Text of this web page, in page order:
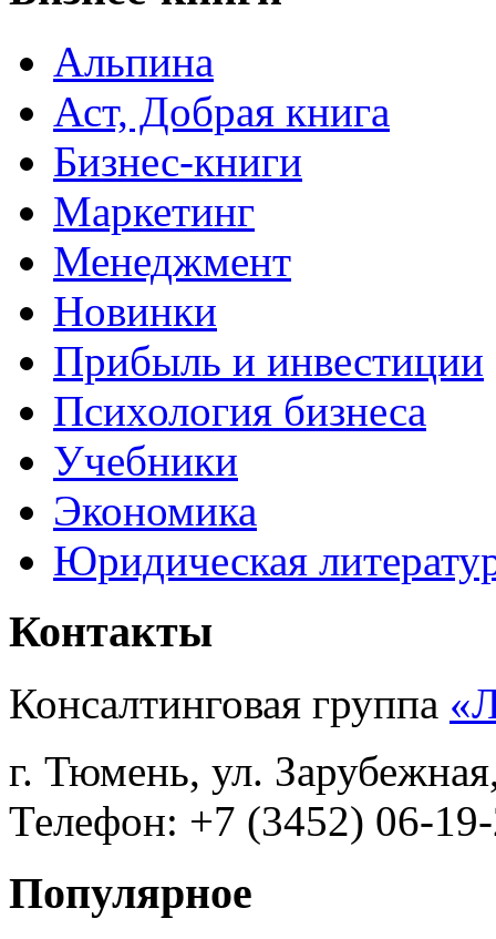
Альпина
Аст, Добрая книга
Бизнес-книги
Маркетинг
Менеджмент
Новинки
Прибыль и инвестиции
Психология бизнеса
Учебники
Экономика
Юридическая
Контакты
Консалтинговая группа
г. Тюмень, ул.
Телефон: +7 (3452) 06-
Популярное